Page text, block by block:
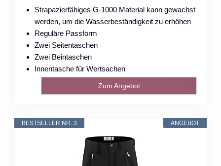
Strapazierfähiges G-1000 Material kann gewachst
werden, um die Wasserbeständigkeit zu erhöhen
Reguläre Passform
Zwei Seitentaschen
Zwei Beintaschen
Innentasche für Wertsachen
Zum Angebot
ANGEBOT
BESTSELLER NR. 3